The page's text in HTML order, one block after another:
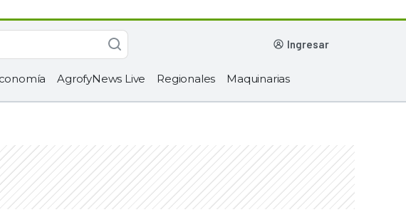
ingresar
AgrofyNews Live Regionales Maquinarias